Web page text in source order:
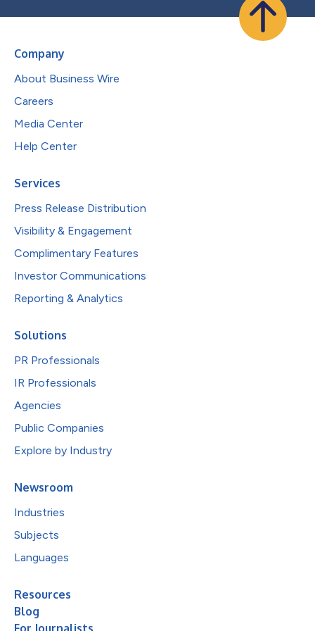
Company
About Business Wire
Careers
Media Center
Help Center
Services
Press Release Distribution
Visibility & Engagement
Complimentary Features
Investor Communications
Reporting & Analytics
Solutions
PR Professionals
IR Professionals
Agencies
Public Companies
Explore by Industry
Newsroom
Industries
Subjects
Languages
Resources
Blog
For Journalists